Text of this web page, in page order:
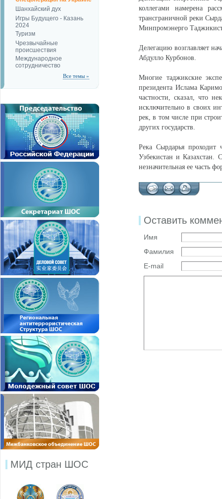
Шанхайский дух
Игры Будущего - Казань
2024
Туризм
Чрезвычайные
происшествия
Международное
сотрудничество
Все темы »
МИД стран ШОС
коллегами намерена
трансграничной реки
Минпромэнерго
Делегацию возглавляет
Абдулло Курбонов.
Многие таджикские
президента Ислама
частности, сказал, что
исключительно в своих
рек, в том числе при
других государств.
Река Сырдарья проходит
Узбекистан и Казахстан.
незначительная ее часть
Оставить
Имя
Фамилия
E-mail